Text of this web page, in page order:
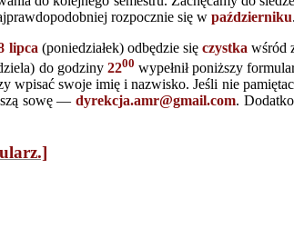
rozpocznie się w październiku.
lipca (poniedziałek) odbędzie sięczystka wśród
do godziny 2200 wypełnił poniższy
wpisać swoje imię i nazwisko. Jeśli nie
sowę —dyrekcja.amr@gmail.com.